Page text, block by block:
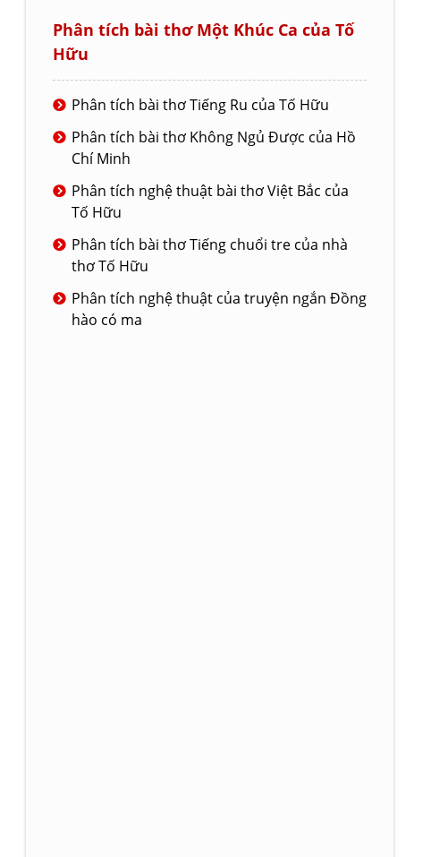
Phân tích bài thơ Một Khúc Ca của Tố
Hữu
Phân tích bài thơ Tiếng Ru của Tố Hữu
Phân tích bài thơ Không Ngủ Được của Hồ
Chí Minh
Phân tích nghệ thuật bài thơ Việt Bắc của
Tố Hữu
Phân tích bài thơ Tiếng chuổi tre của nhà
thơ Tố Hữu
Phân tích nghệ thuật của truyện ngắn Đồng
hào có ma